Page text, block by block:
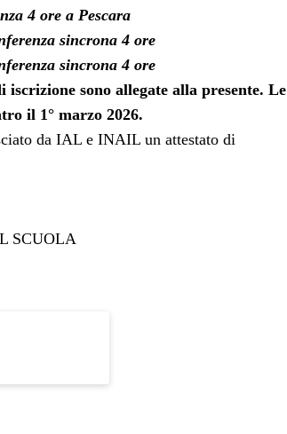
4 ore a Pescara
sincrona 4 ore
sincrona 4 ore
iscrizione sono allegate alla presente. Le
il 1° marzo 2026.
da IAL e INAIL un attestato di
SCUOLA